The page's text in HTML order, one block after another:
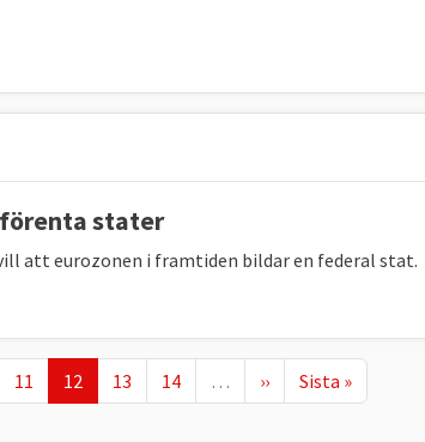
förenta stater
att eurozonen i framtiden bildar en federal stat.
Page
11 Nuvarande sida
12 Page
13 Page
14 … Nästa sida
›› Sista sidan
Sista »